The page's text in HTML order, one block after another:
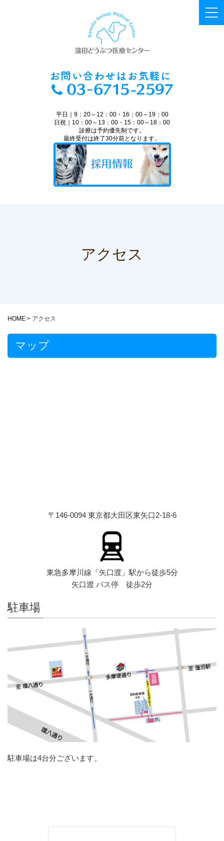
平日｜9：20～12：00・16：00～19：00
日祝｜10：00～13：00・15：00～18：00
診療は予約優先制です。
最終受付は終了30分前となります。
アクセス
HOME > アクセス
マップ
〒146-0094 東京都大田区東矢口2-18-6
東急多摩川線「矢口渡」駅から徒歩5分
矢口渡 バス停 徒歩2分
駐車場
駐車場は4台分ございます。